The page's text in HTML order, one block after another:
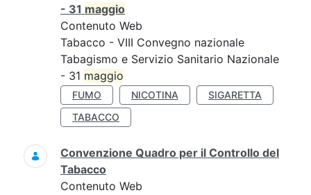
- 31 maggio
Contenuto Web
Tabacco - VIII Convegno nazionale
Tabagismo e Servizio Sanitario Nazionale
- 31 maggio
FUMO NICOTINA
SIGARETTA
TABACCO
Convenzione Quadro per il Controllo del
Tabacco
Contenuto Web